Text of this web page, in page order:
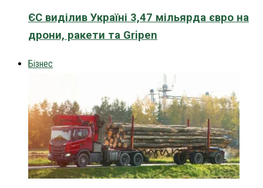
ЄС виділив Україні 3,47 мільярда євро на
дрони, ракети та Gripen
Бізнес